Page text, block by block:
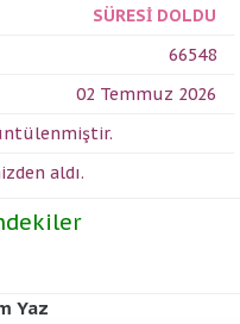
SÜRESİ DOLDU
66548
02 Temmuz 2026
aldı.
Yaz